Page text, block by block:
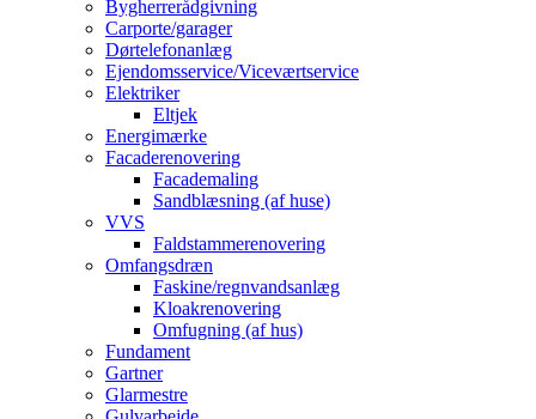
Bygherrerådgivning
Carporte/garager
Dørtelefonanlæg
Ejendomsservice/Viceværtservice
Elektriker
Eltjek
Energimærke
Facaderenovering
Facademaling
Sandblæsning (af huse)
VVS
Faldstammerenovering
Omfangsdræn
Faskine/regnvandsanlæg
Kloakrenovering
Omfugning (af hus)
Fundament
Gartner
Glarmestre